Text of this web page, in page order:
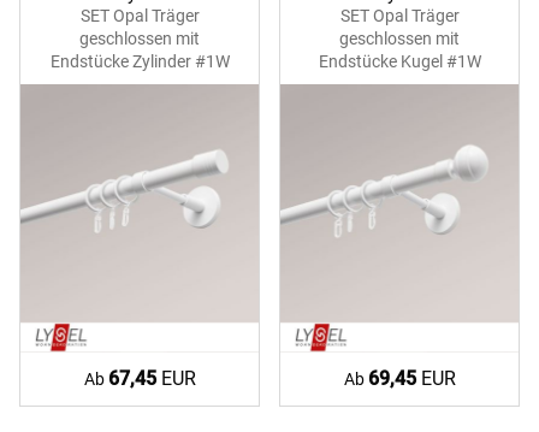
SET Opal Träger
geschlossen mit
Endstücke Zylinder #1W
Ab 67,45EUR
SET Opal Träger
geschlossen mit
Endstücke Kugel #1W
Ab 69,45EUR